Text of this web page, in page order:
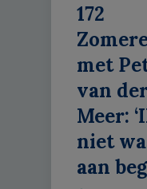
172
met
van
Meer:
niet
aan